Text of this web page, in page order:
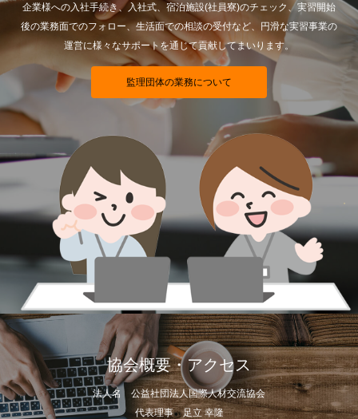
企業様への入社手続き、入社式、宿泊施設(社員寮)のチェック、実習開始
後の業務面でのフォロー、生活面での相談の受付など、円滑な実習事業の
運営に様々なサポートを通じて貢献してまいります。
監理団体の業務について
協会概要・アクセス
法人名 公益社団法人国際人材交流協会
代表理事 足立 幸隆